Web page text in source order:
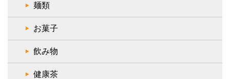
麺類
お菓子
飲み物
健康茶